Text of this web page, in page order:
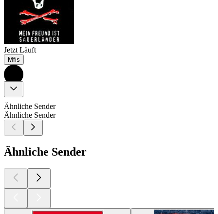
Jetzt Läuft
Mfis
Ähnliche Sender
Ähnliche Sender
Ähnliche Sender